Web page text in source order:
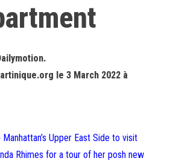
le 3 March 2022 à
Upper East Side to visit
Rhimes for a tour of her posh new